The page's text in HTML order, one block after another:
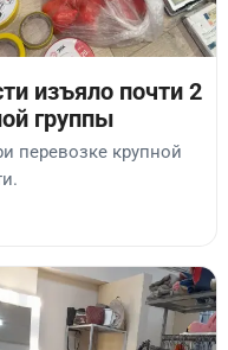
изъяло почти 2
группы
перевозке крупной